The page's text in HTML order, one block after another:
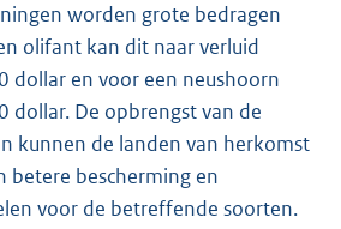
worden grote bedragen
olifant kan dit naar verluid
dollar en voor een neushoorn
dollar. De opbrengst van de
kunnen de landen van herkomst
betere bescherming en
voor de betreffende soorten.